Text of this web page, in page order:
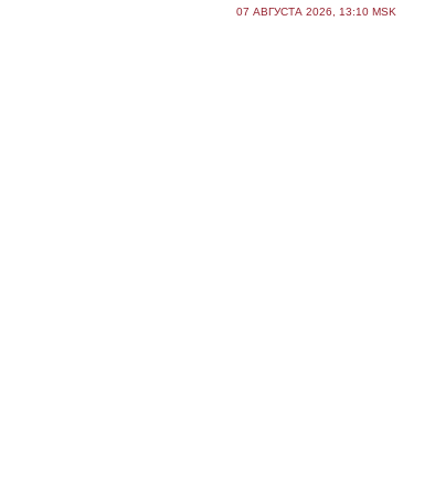
07 АВГУСТА 2026, 13:10 MSK